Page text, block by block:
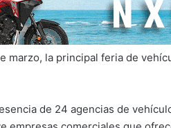
marzo, la principal feria de
de 24 agencias de